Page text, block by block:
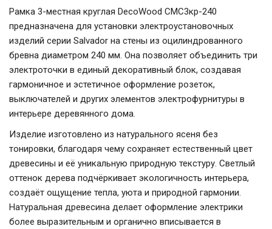
Рамка 3-местная круглая DecoWood СМС3кр-240
предназначена для установки электроустановочных
изделий серии Salvador на стены из оцилиндрованного
бревна диаметром 240 мм. Она позволяет объединить три
электроточки в единый декоративный блок, создавая
гармоничное и эстетичное оформление розеток,
выключателей и других элементов электрофурнитуры в
интерьере деревянного дома.
Изделие изготовлено из натурального ясеня без
тонировки, благодаря чему сохраняет естественный цвет
древесины и её уникальную природную текстуру. Светлый
оттенок дерева подчёркивает экологичность интерьера,
создаёт ощущение тепла, уюта и природной гармонии.
Натуральная древесина делает оформление электрики
более выразительным и органично вписывается в